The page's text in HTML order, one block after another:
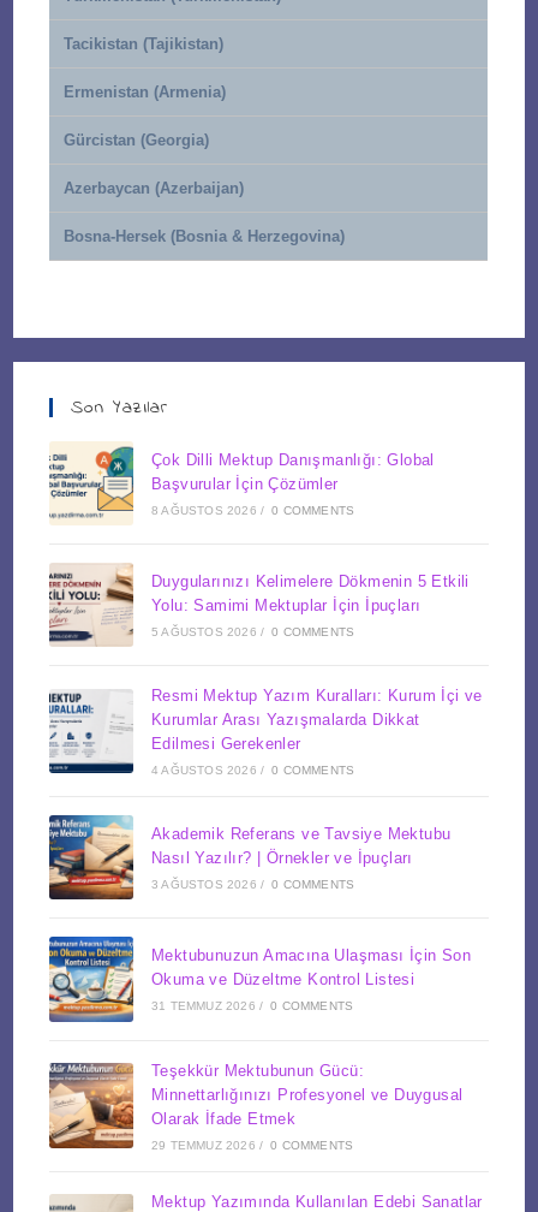
Tacikistan (Tajikistan)
Ermenistan (Armenia)
Gürcistan (Georgia)
Azerbaycan (Azerbaijan)
Bosna-Hersek (Bosnia & Herzegovina)
Son Yazılar
Çok Dilli Mektup Danışmanlığı: Global
Başvurular İçin Çözümler
8 AĞUSTOS 2026 / 0 COMMENTS
Duygularınızı Kelimelere Dökmenin 5 Etkili
Yolu: Samimi Mektuplar İçin İpuçları
5 AĞUSTOS 2026 / 0 COMMENTS
Resmi Mektup Yazım Kuralları: Kurum İçi ve
Kurumlar Arası Yazışmalarda Dikkat
Edilmesi Gerekenler
4 AĞUSTOS 2026 / 0 COMMENTS
Akademik Referans ve Tavsiye Mektubu
Nasıl Yazılır? | Örnekler ve İpuçları
3 AĞUSTOS 2026 / 0 COMMENTS
Mektubunuzun Amacına Ulaşması İçin Son
Okuma ve Düzeltme Kontrol Listesi
31 TEMMUZ 2026 / 0 COMMENTS
Teşekkür Mektubunun Gücü:
Minnettarlığınızı Profesyonel ve Duygusal
Olarak İfade Etmek
29 TEMMUZ 2026 / 0 COMMENTS
Mektup Yazımında Kullanılan Edebi Sanatlar